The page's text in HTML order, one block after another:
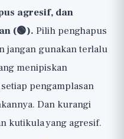
agresif, dan
(🟢). Pilih penghapus
jangan gunakan terlalu
menipiskan
pengamplasan
Dan kurangi
kutikula yang agresif.